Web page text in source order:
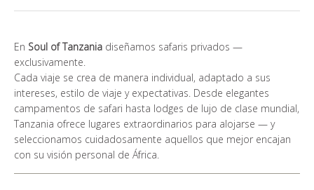
GALERÍA DE FOTOS
NUESTROS GUÍAS
En Soul of Tanzania diseñamos safaris privados —
exclusivamente.
Cada viaje se crea de manera individual, adaptado a sus
intereses, estilo de viaje y expectativas. Desde elegantes
campamentos de safari hasta lodges de lujo de clase mundial,
Tanzania ofrece lugares extraordinarios para alojarse — y
seleccionamos cuidadosamente aquellos que mejor encajan
con su visión personal de África.